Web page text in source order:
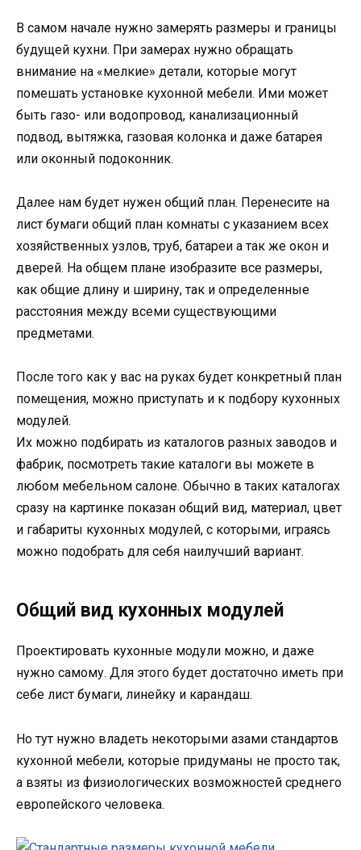
В самом начале нужно замерять размеры и границы
будущей кухни. При замерах нужно обращать
внимание на «мелкие» детали, которые могут
помешать установке кухонной мебели. Ими может
быть газо- или водопровод, канализационный
подвод, вытяжка, газовая колонка и даже батарея
или оконный подоконник.
Далее нам будет нужен общий план. Перенесите на
лист бумаги общий план комнаты с указанием всех
хозяйственных узлов, труб, батареи а так же окон и
дверей. На общем плане изобразите все размеры,
как общие длину и ширину, так и определенные
расстояния между всеми существующими
предметами.
После того как у вас на руках будет конкретный план
помещения, можно приступать и к подбору кухонных
модулей.
Их можно подбирать из каталогов разных заводов и
фабрик, посмотреть такие каталоги вы можете в
любом мебельном салоне. Обычно в таких каталогах
сразу на картинке показан общий вид, материал, цвет
и габариты кухонных модулей, с которыми, играясь
можно подобрать для себя наилучший вариант.
Общий вид кухонных модулей
Проектировать кухонные модули можно, и даже
нужно самому. Для этого будет достаточно иметь при
себе лист бумаги, линейку и карандаш.
Но тут нужно владеть некоторыми азами стандартов
кухонной мебели, которые придуманы не просто так,
а взяты из физиологических возможностей среднего
европейского человека.